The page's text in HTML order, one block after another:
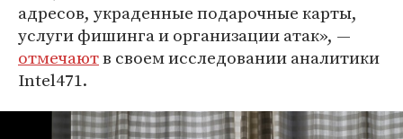
адресов, украденные подарочные карты,
услуги фишинга и организации атак», —
отмечаютв своем исследовании аналитики
Intel471.